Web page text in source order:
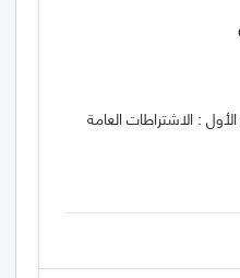
الأول : الاشتراطات العامة